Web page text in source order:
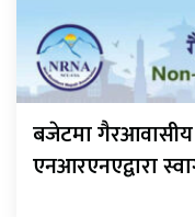
बजेटमा गैरआवासीय
एनआरएनएद्वारा